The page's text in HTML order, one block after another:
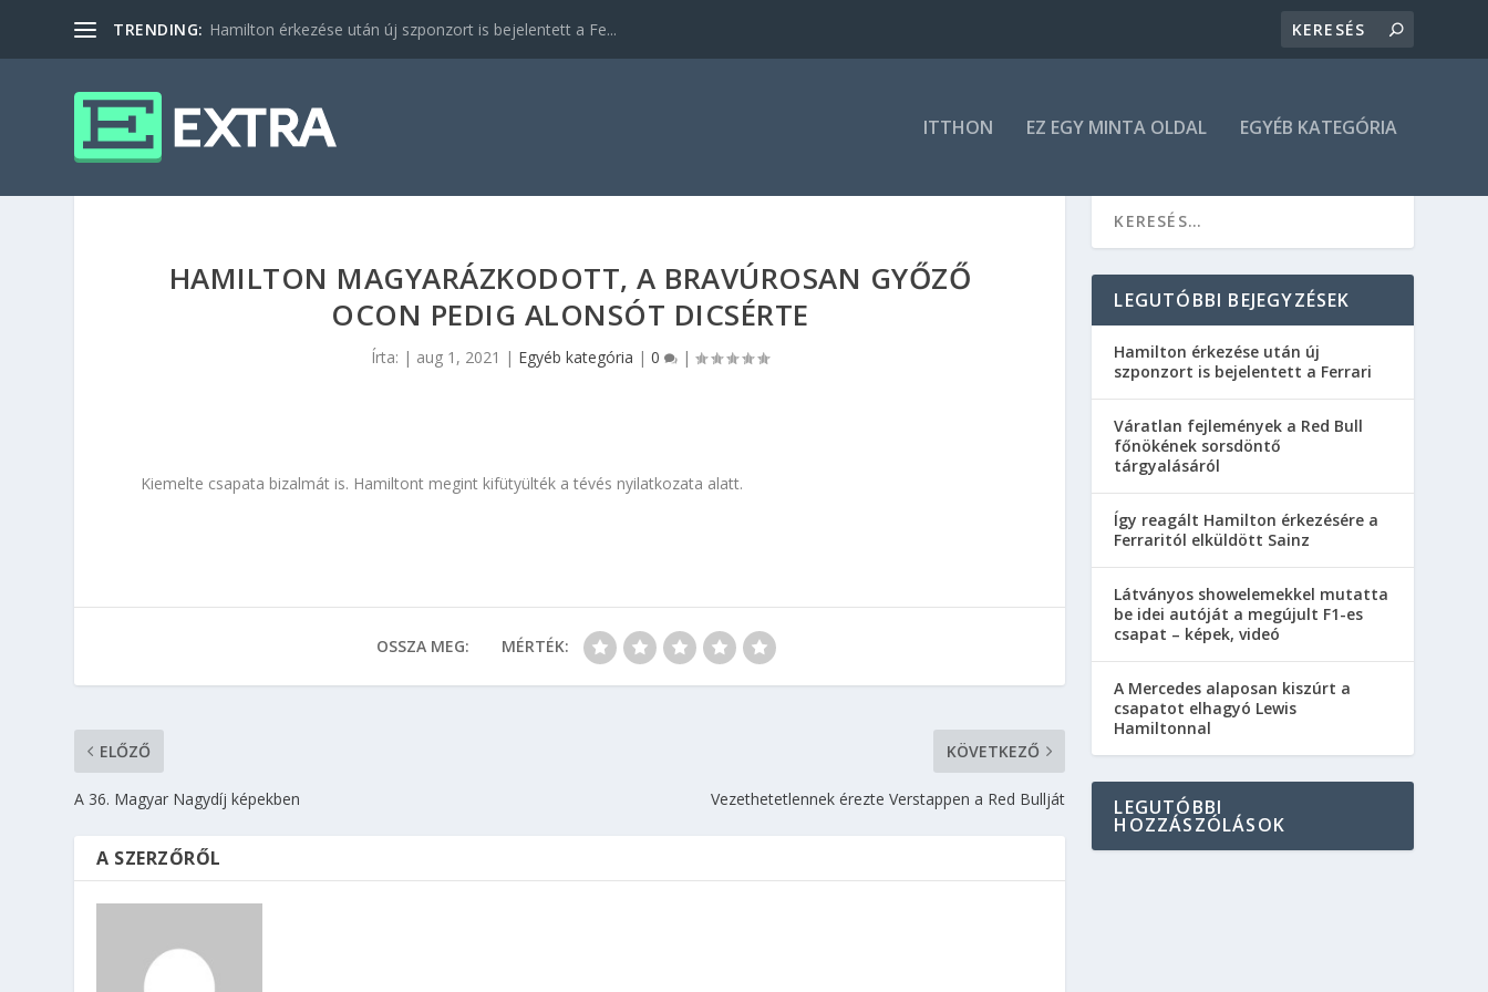
TRENDING: Hamilton érkezése után új szponzort is bejelentett a Fe...
ITTHON EZ EGY MINTA OLDAL EGYÉB KATEGÓRIA
HAMILTON MAGYARÁZKODOTT, A BRAVÚROSAN GYŐZŐ
OCON PEDIG ALONSÓT DICSÉRTE
Írta: | aug 1, 2021 | Egyéb kategória |0 |
Kiemelte csapata bizalmát is. Hamiltont megint kifütyülték a tévés nyilatkozata alatt.
OSSZA MEG: MÉRTÉK:
ELŐZŐ
A 36. Magyar Nagydíj képekben
KÖVETKEZŐ
Vezethetetlennek érezte Verstappen a Red Bullját
A SZERZŐRŐL
LEGUTÓBBI BEJEGYZÉSEK
Hamilton érkezése után új
szponzort is bejelentett a Ferrari
Váratlan fejlemények a Red Bull
főnökének sorsdöntő
tárgyalásáról
Így reagált Hamilton érkezésére a
Ferraritól elküldött Sainz
Látványos showelemekkel mutatta
be idei autóját a megújult F1-es
csapat – képek, videó
A Mercedes alaposan kiszúrt a
csapatot elhagyó Lewis
Hamiltonnal
LEGUTÓBBI
HOZZÁSZÓLÁSOK